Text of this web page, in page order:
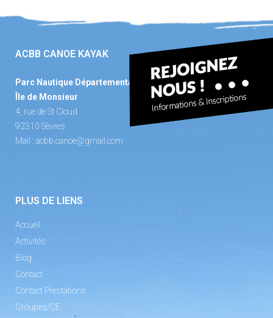
ACBB CANOE KAYAK
Parc Nautique Départemental
Île de Monsieur
4, rue de St Cloud
92310 Sèvres
Mail : acbb.canoe@gmail.com
PLUS DE LIENS
Accueil
Activités
Blog
Contact
Contact Prestations
Groupes/CE